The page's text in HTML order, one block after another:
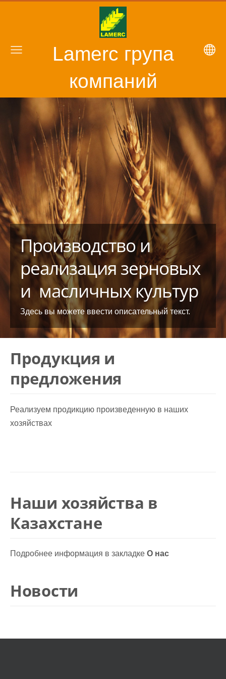
Lamerc група
компаний
Производство и
реализация зерновых
и масличных культур
Здесь вы можете ввести описательный текст.
Продукция и
предложения
Реализуем продикцию произведенную в наших
хозяйствах
Наши хозяйства в
Казахстане
Подробнее информация в закладке О нас
Новости